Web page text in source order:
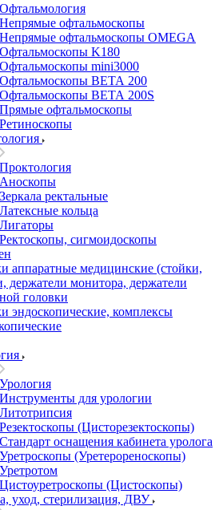
Офтальмология
Непрямые офтальмоскопы
Непрямые офтальмоскопы OMEGA
Офтальмоскопы K180
Офтальмоскопы mini3000
Офтальмоскопы ВЕТА 200
Офтальмоскопы ВЕТА 200S
Прямые офтальмоскопы
Ретиноскопы
Проктология
Аноскопы
Зеркала ректальные
Латексные кольца
Лигаторы
Ректоскопы, сигмоидоскопы
аппаратные медицинские (стойки,
держатели монитора, держатели
головки
эндоскопические, комплексы
Урология
Инструменты для урологии
Литотрипсия
Резектоскопы (Цисторезектоскопы)
Стандарт оснащения кабинета уролога
Уретроскопы (Уретерореноскопы)
Уретротом
Цистоуретроскопы (Цистоскопы)
уход, стерилизация, ДВУ